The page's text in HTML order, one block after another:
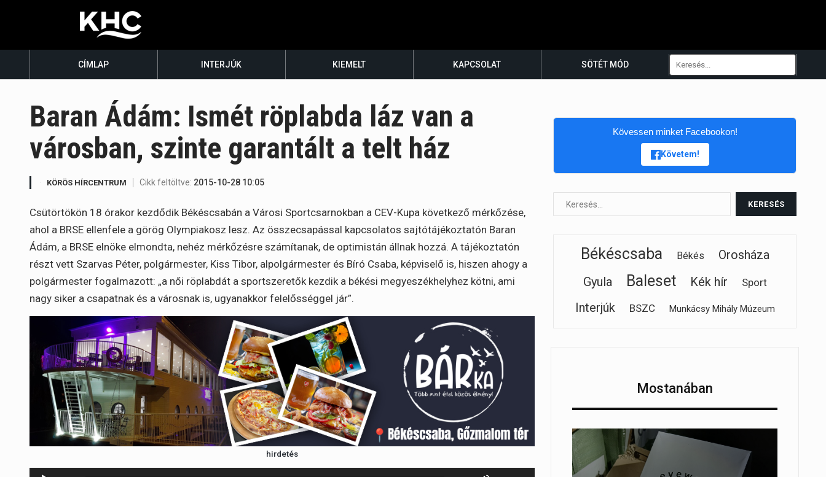
CÍMLAP INTERJÚK KIEMELT KAPCSOLAT SÖTÉT MÓD
Baran Ádám: Ismét röplabda láz van a
városban, szinte garantált a telt ház
KÖRÖS HÍRCENTRUM Cikk feltöltve: 2015-10-28 10:05
Csütörtökön 18 órakor kezdődik Békéscsabán a Városi Sportcsarnokban a CEV-Kupa következő mérkőzése,
ahol a BRSE ellenfele a görög Olympiakosz lesz. Az összecsapással kapcsolatos sajtótájékoztatón Baran
Ádám, a BRSE elnöke elmondta, nehéz mérkőzésre számítanak, de optimistán állnak hozzá. A tájékoztatón
részt vett Szarvas Péter, polgármester, Kiss Tibor, alpolgármester és Bíró Csaba, képviselő is, hiszen ahogy a
polgármester fogalmazott: „a női röplabdát a sportszeretők kezdik a békési megyeszékhelyhez kötni, ami
nagy siker a csapatnak és a városnak is, ugyanakkor felelősséggel jár”.
hirdetés
Audió
Kövessen minket Facebookon!
Követem!
Békéscsaba Békés
Orosháza
Gyula
Baleset Kék hír Sport
Interjúk BSZC Munkácsy Mihály Múzeum
Mostanában